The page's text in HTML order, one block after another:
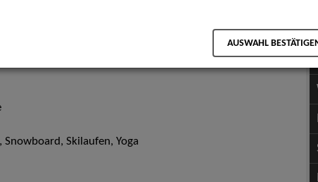
Skilaufen, Yoga
AUSWAHL